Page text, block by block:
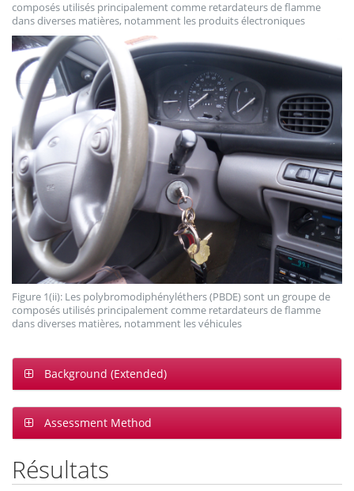
composés utilisés principalement comme retardateurs de flamme
dans diverses matières, notamment les produits électroniques
Figure 1(ii): Les polybromodiphényléthers (PBDE) sont un groupe de
composés utilisés principalement comme retardateurs de flamme
dans diverses matières, notamment les véhicules
Background (Extended)
Assessment Method
Résultats